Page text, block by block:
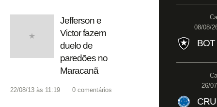
Jefferson e
Victor fazem
duelo de
paredões no
Maracanã
22/08/13 às 11:19 0 comentários
08/08/
BOT
26/
CRU